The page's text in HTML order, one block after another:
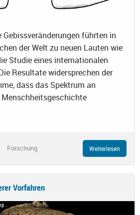
Gebissveränderungen führten in
der Welt zu neuen Lauten wie
Studie eines internationalen
Resultate widersprechen der
dass das Spektrum an
Forschung Weiterlesen
Vorfahren